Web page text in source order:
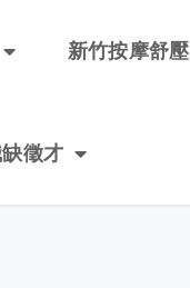
新竹按摩舒壓
徵才